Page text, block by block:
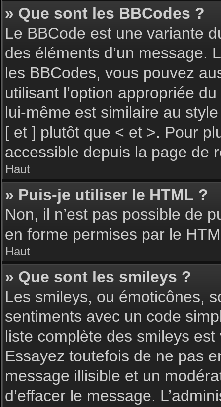
» Que sont les BBCodes ?
Le BBCode est une variante
des éléments d’un message.
les BBCodes, vous pouvez
utilisant l’option appropriée
lui-même est similaire au
[ et ] plutôt que < et >. Pour
accessible depuis la page de
Haut
» Puis-je utiliser le HTML ?
Non, il n’est pas possible de
en forme permises par le
Haut
» Que sont les smileys ?
Les smileys, ou émoticônes,
sentiments avec un code
liste complète des smileys
Essayez toutefois de ne pas
message illisible et un
d’effacer le message.